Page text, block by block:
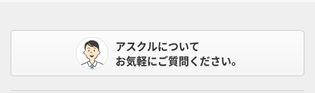
アスクルについて
お気軽にご質問ください。